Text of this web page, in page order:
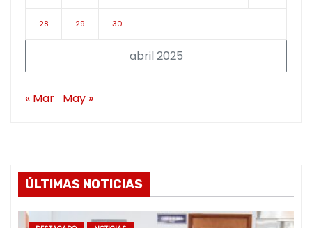
abril 2025
28 29 30
« Mar May »
ÚLTIMAS NOTICIAS